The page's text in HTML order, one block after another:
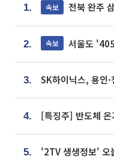
1. 속보 전북 완주
2. 속보 서울도 '40
3.
4.
5.